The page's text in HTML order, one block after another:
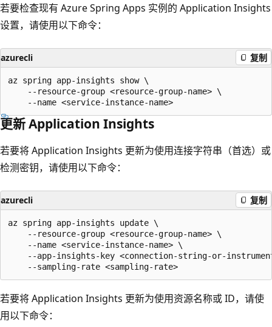
若要检查现有 Azure Spring Apps 实例的 Application Insights
设置，请使用以下命令：
azurecli 复制
az spring app-insights show \
    --resource-group <resource-group-name> \
更新 Application Insights
若要将 Application Insights 更新为使用连接字符串（首选）或
检测密钥，请使用以下命令：
azurecli 复制
az spring app-insights update \
    --resource-group <resource-group-name> \
    --name <service-instance-name> \
--app-insights-key <connection-string-or-
若要将 Application Insights 更新为使用资源名称或 ID，请使
用以下命令：